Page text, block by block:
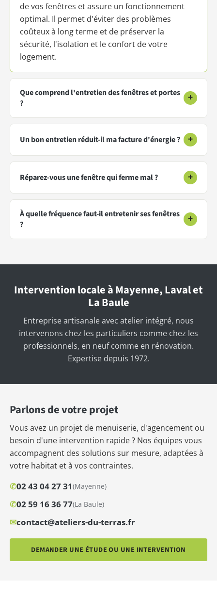
de vos fenêtres et assure un fonctionnement
optimal. Il permet d'éviter des problèmes
coûteux à long terme et de préserver la
sécurité, l'isolation et le confort de votre
logement.
Que comprend l'entretien des fenêtres et portes
?
+
Un bon entretien réduit-il ma facture d'énergie ? +
Réparez-vous une fenêtre qui ferme mal ? +
À quelle fréquence faut-il entretenir ses fenêtres
?
+
Intervention locale à Mayenne, Laval et
La Baule
Entreprise artisanale avec atelier intégré, nous
intervenons chez les particuliers comme chez les
professionnels, en neuf comme en rénovation.
Expertise depuis 1972.
Parlons de votre projet
Vous avez un projet de menuiserie, d'agencement ou
besoin d'une intervention rapide ? Nos équipes vous
accompagnent des solutions sur mesure, adaptées à
votre habitat et à vos contraintes.
✆02 43 04 27 31(Mayenne)
✆02 59 16 36 77(La Baule)
✉contact@ateliers-du-terras.fr
DEMANDER UNE ÉTUDE OU UNE INTERVENTION